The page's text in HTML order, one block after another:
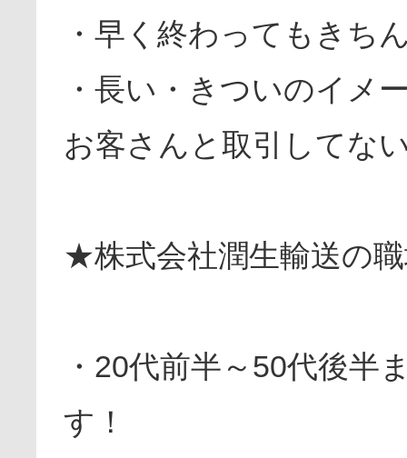
・早く終わってもきち
・長い・きついのイメ
お客さんと取引してな
★株式会社潤生輸送の
・20代前半～50代後半
す！